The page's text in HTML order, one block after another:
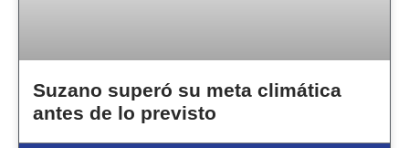
Suzano superó su meta climática
antes de lo previsto